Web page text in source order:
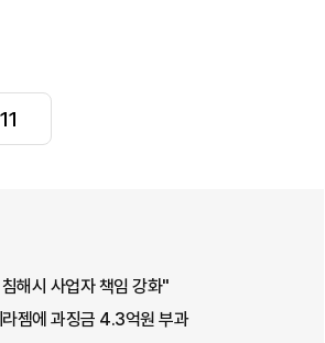
11
해시 사업자 책임 강화"
젬에 과징금 4.3억원 부과